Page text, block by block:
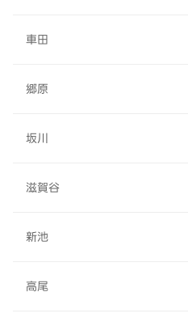
車田
郷原
坂川
滋賀谷
新池
高尾